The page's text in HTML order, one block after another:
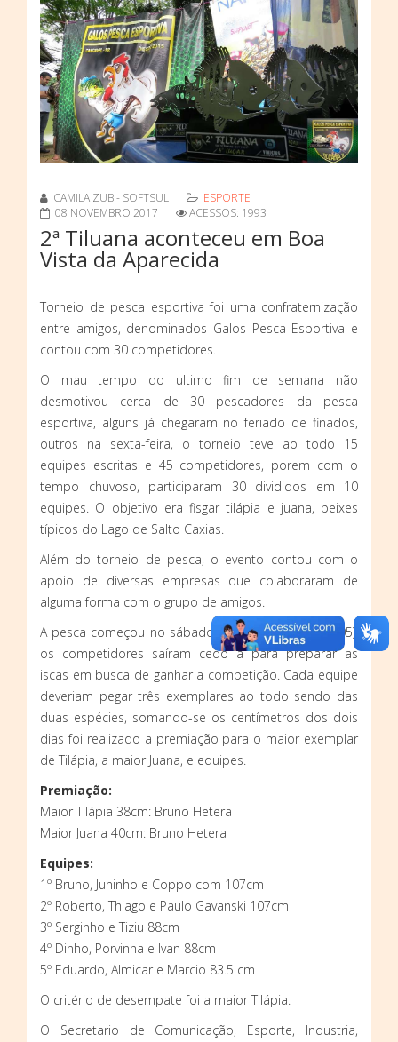
CAMILA ZUB - SOFTSUL
ESPORTE
08 NOVEMBRO 2017
ACESSOS: 1993
2ª Tiluana aconteceu em Boa
Vista da Aparecida
Torneio de pesca esportiva foi uma confraternização
entre amigos, denominados Galos Pesca Esportiva e
contou com 30 competidores.
O mau tempo do ultimo fim de semana não
desmotivou cerca de 30 pescadores da pesca
esportiva, alguns já chegaram no feriado de finados,
outros na sexta-feira, o torneio teve ao todo 15
equipes escritas e 45 competidores, porem com o
tempo chuvoso, participaram 30 divididos em 10
equipes. O objetivo era fisgar tilápia e juana, peixes
típicos do Lago de Salto Caxias.
Além do torneio de pesca, o evento contou com o
apoio de diversas empresas que colaboraram de
alguma forma com o grupo de amigos.
A pesca começou no sábado (04). Já no domingo (05),
os competidores saíram cedo à para preparar as
iscas em busca de ganhar a competição. Cada equipe
deveriam pegar três exemplares ao todo sendo das
duas espécies, somando-se os centímetros dos dois
dias foi realizado a premiação para o maior exemplar
de Tilápia, a maior Juana, e equipes.
Premiação:
Maior Tilápia 38cm: Bruno Hetera
Maior Juana 40cm: Bruno Hetera
Equipes:
1º Bruno, Juninho e Coppo com 107cm
2º Roberto, Thiago e Paulo Gavanski 107cm
3º Serginho e Tiziu 88cm
4º Dinho, Porvinha e Ivan 88cm
5º Eduardo, Almicar e Marcio 83.5 cm
O critério de desempate foi a maior Tilápia.
O Secretario de Comunicação, Esporte, Industria,